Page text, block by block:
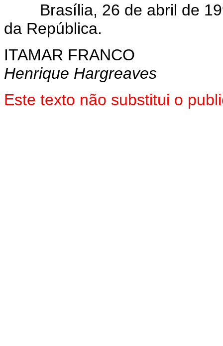
Brasília, 26 de abril de
da República.
ITAMAR FRANCO
Henrique Hargreaves
Este texto não substitui o